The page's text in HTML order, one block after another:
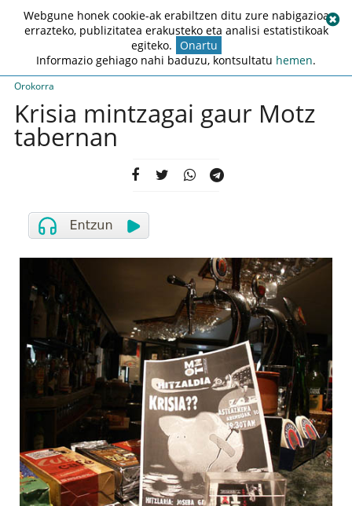
Orokorra
Krisia mintzagai gaur Motz
tabernan
Webgune honek cookie-ak erabiltzen ditu zure nabigazioa
errazteko, publizitatea erakusteko eta analisi estatistikoak
egiteko. Onartu
Informazio gehiago nahi baduzu, kontsultatu hemen.